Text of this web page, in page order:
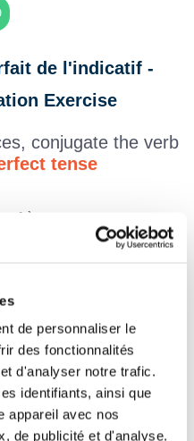
de personnaliser le
des fonctionnalités
d'analyser notre trafic.
identifiants, ainsi que
appareil avec nos
de publicité et d'analyse.
de l'indicatif -
Exercise
conjugate the verb
tense
frères.
plus bruyant de la rue.
la plus grande de la
déjà de très bons